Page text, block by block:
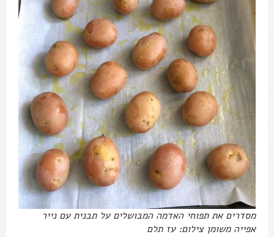
מסדרים את תפוחי האדמה המבושלים על תבנית עם נייר
אפייה משומן צילום: עז תלם